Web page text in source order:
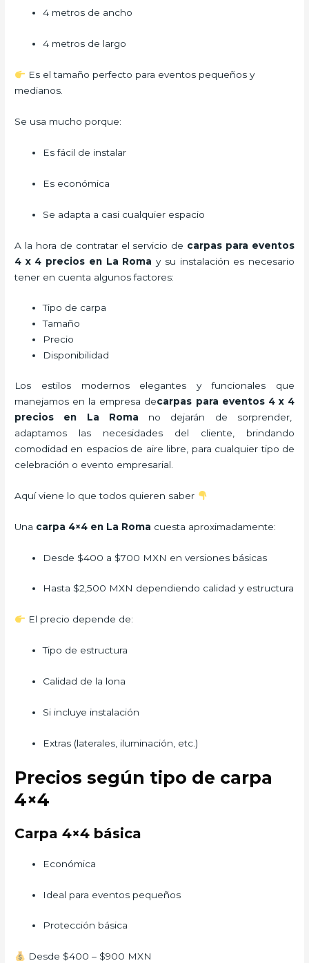
4 metros de ancho
4 metros de largo
Es el tamaño perfecto para eventos pequeños y
medianos.
Se usa mucho porque:
Es fácil de instalar
Es económica
Se adapta a casi cualquier espacio
A la hora de contratar el servicio de carpas para eventos
4 x 4 precios en La Roma y su instalación es necesario
tener en cuenta algunos factores:
Tipo de carpa
Tamaño
Precio
Disponibilidad
Los estilos modernos elegantes y funcionales que
manejamos en la empresa decarpas para eventos 4 x 4
precios
en La Roma no dejarán de sorprender,
adaptamos las necesidades del cliente, brindando
comodidad en espacios de aire libre, para cualquier tipo de
celebración o evento empresarial.
Aquí viene lo que todos quieren saber
Una carpa 4×4 en La Roma cuesta aproximadamente:
Desde $400 a $700 MXN en versiones básicas
Hasta $2,500 MXN dependiendo calidad y estructura
El precio depende de:
Tipo de estructura
Calidad de la lona
Si incluye instalación
Extras (laterales, iluminación, etc.)
Precios según tipo de carpa
4×4
Carpa 4×4 básica
Económica
Ideal para eventos pequeños
Protección básica
Desde $400 – $900 MXN